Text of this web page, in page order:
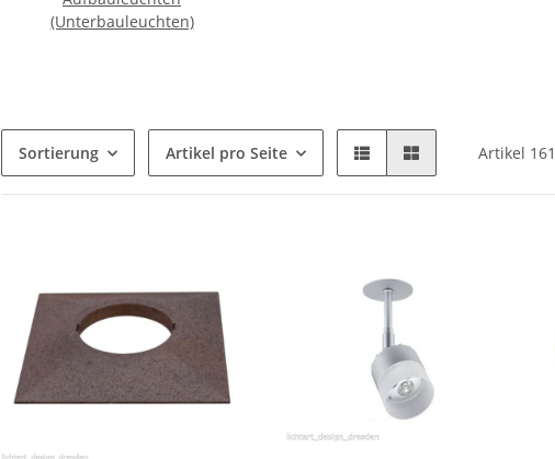
(Unterbauleuchten)
Sortierung Artikel pro Seite Artikel